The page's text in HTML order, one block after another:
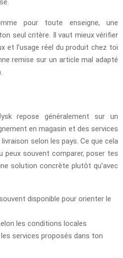
pour toute enseigne, une
seul critère. Il vaut mieux vérifier
et l’usage réel du produit chez toi
remise sur un article mal adapté
repose généralement sur un
en magasin et des services
selon les pays. Ce que cela
peux souvent comparer, poser tes
solution concrète plutôt qu’avec
disponible pour orienter le
les conditions locales
services proposés dans ton